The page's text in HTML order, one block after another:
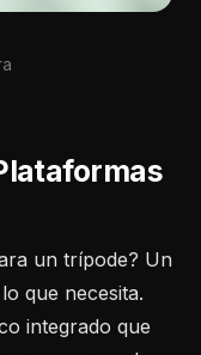
un trípode? Un
que necesita.
integrado que